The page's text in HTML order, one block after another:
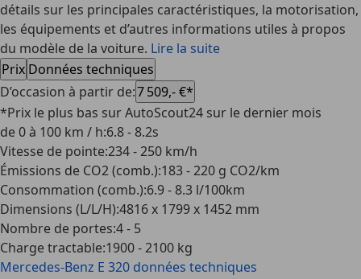
détails sur les principales caractéristiques, la motorisation,
les équipements et d’autres informations utiles à propos
du modèle de la voiture. Lire la suite
Prix Données techniques
D’occasion à partir de:7 509,- €*
*Prix le plus bas sur AutoScout24 sur le dernier mois
de 0 à 100 km / h:6.8 - 8.2s
Vitesse de pointe:234 - 250 km/h
Émissions de CO2 (comb.):183 - 220 g CO2/km
Consommation (comb.):6.9 - 8.3 l/100km
Dimensions (L/L/H):4816 x 1799 x 1452 mm
Nombre de portes:4 - 5
Charge tractable:1900 - 2100 kg
Mercedes-Benz E 320 données techniques